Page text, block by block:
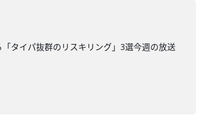
タイパ抜群のリスキリング」3選今週の放送